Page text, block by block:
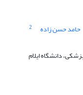
حامد حسن زاده
2
دانشگاه ایلام